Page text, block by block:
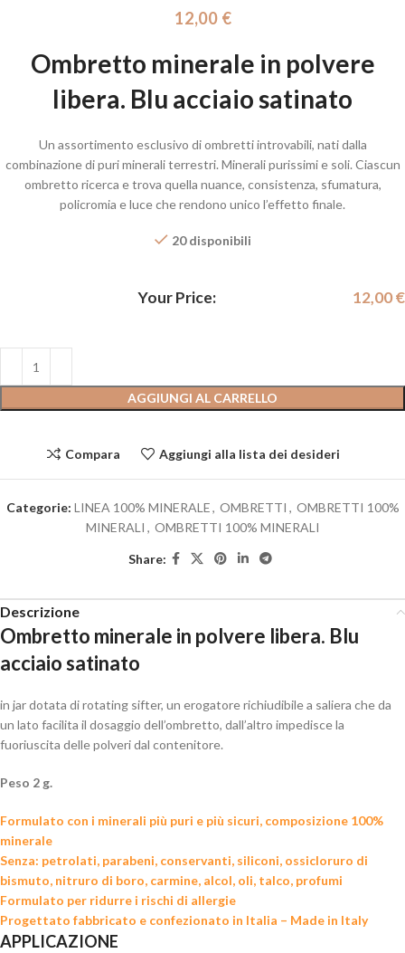
12,00 €
Ombretto minerale in polvere
libera. Blu acciaio satinato
Un assortimento esclusivo di ombretti introvabili, nati dalla
combinazione di puri minerali terrestri. Minerali purissimi e soli. Ciascun
ombretto ricerca e trova quella nuance, consistenza, sfumatura,
policromia e luce che rendono unico l’effetto finale.
20 disponibili
Your Price: 12,00€
AGGIUNGI AL CARRELLO
Compara Aggiungi alla lista dei desideri
Categorie: LINEA 100% MINERALE, OMBRETTI , OMBRETTI 100%
MINERALI , OMBRETTI 100% MINERALI
Share:
Descrizione
Ombretto minerale in polvere libera. Blu
acciaio satinato
in jar dotata di rotating sifter, un erogatore richiudibile a saliera che da
un lato facilita il dosaggio dell’ombretto, dall’altro impedisce la
fuoriuscita delle polveri dal contenitore.
Peso 2 g.
Formulato con i minerali più puri e più sicuri, composizione 100%
minerale
Senza: petrolati, parabeni, conservanti, siliconi, ossicloruro di
bismuto, nitruro di boro, carmine, alcol, oli, talco, profumi
Formulato per ridurre i rischi di allergie
Progettato fabbricato e confezionato in Italia – Made in Italy
APPLICAZIONE